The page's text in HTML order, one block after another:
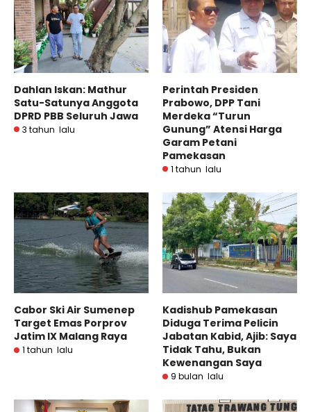
Dahlan Iskan: Mathur
Satu-Satunya Anggota
DPRD PBB Seluruh Jawa
3 tahun lalu
Perintah Presiden
Prabowo, DPP Tani
Merdeka “Turun
Gunung” Atensi Harga
Garam Petani
Pamekasan
1 tahun lalu
Cabor Ski Air Sumenep
Target Emas Porprov
Jatim IX Malang Raya
1 tahun lalu
Kadishub Pamekasan
Diduga Terima Pelicin
Jabatan Kabid, Ajib: Saya
Tidak Tahu, Bukan
Kewenangan Saya
9 bulan lalu